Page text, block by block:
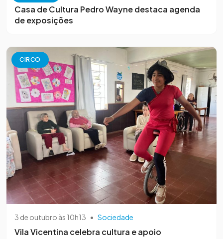
Casa de Cultura Pedro Wayne destaca agenda
de exposições
CIRCO
3 de outubro às 10h13 • Sociedade
Vila Vicentina celebra cultura e apoio